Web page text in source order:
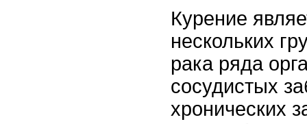
Курение
нескольких
рака ряда
сосудистых
хронических